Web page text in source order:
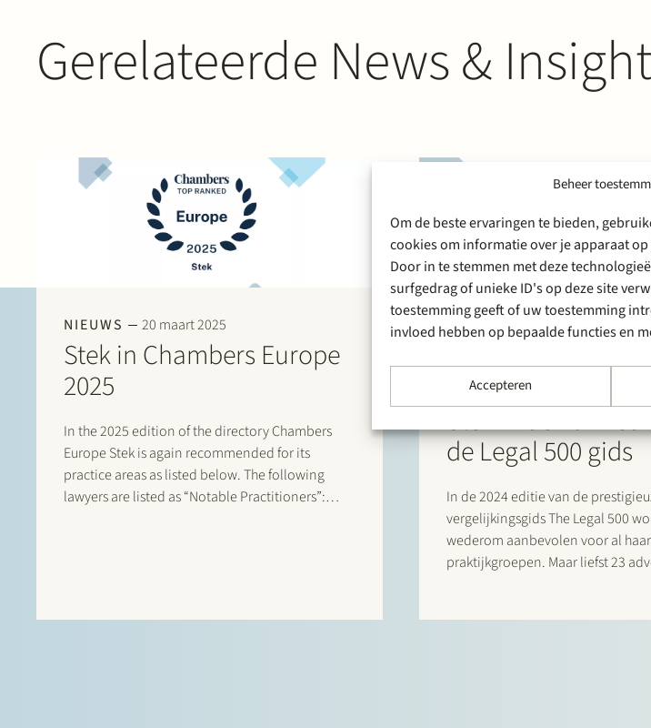
Beheer
Om de beste ervaringen te bieden,
cookies om informatie over je apparaat
Door in te stemmen met deze
surfgedrag of unieke ID's op deze site
toestemming geeft of uw toestemming
invloed hebben op bepaalde functies en
Accepteren
Gerelateerde News &
NIEUWS 20 maart 2025
Stek in Chambers Europe
2025
In the 2025 edition of the directory Chambers
Europe Stek is again recommended for its
practice areas as listed below. The following
lawyers are listed as “Notable Practitioners”:
NIEUWS 27 maart 2024
Stek in de 2024
de Legal 500 gids
In de 2024 editie van de
vergelijkingsgids The Legal 500
wederom aanbevolen voor al haar
praktijkgroepen. Maar liefst 23